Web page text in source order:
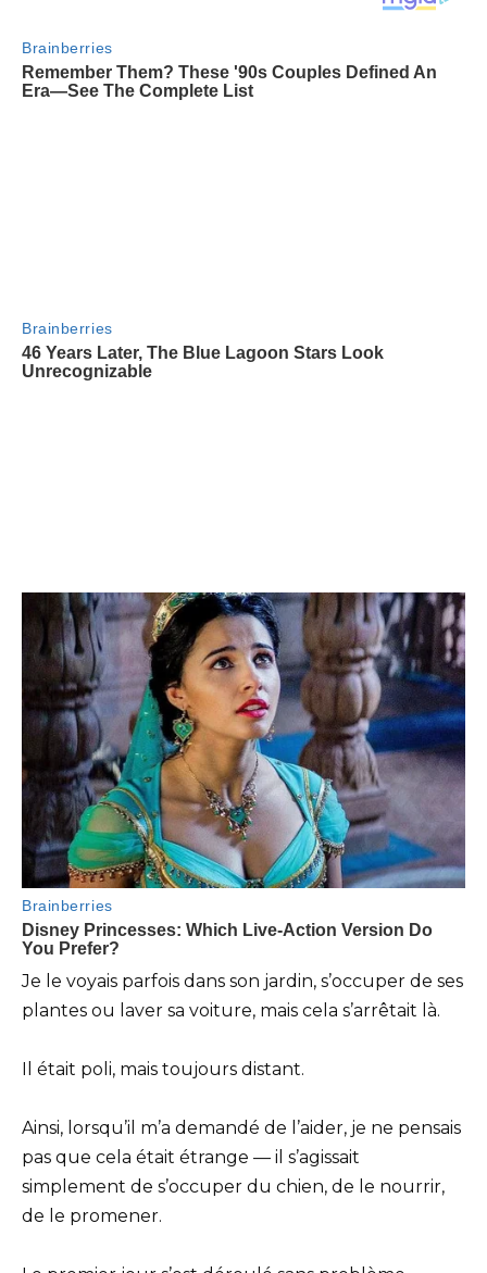
Je le voyais parfois dans son jardin, s’occuper de ses
plantes ou laver sa voiture, mais cela s’arrêtait là.
Il était poli, mais toujours distant.
Ainsi, lorsqu’il m’a demandé de l’aider, je ne pensais
pas que cela était étrange — il s’agissait
simplement de s’occuper du chien, de le nourrir,
de le promener.